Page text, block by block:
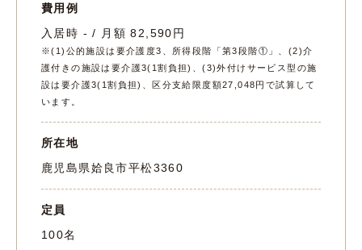
費用例
入居時 - / 月額 82,590円
※(1)公的施設は要介護度3、所得段階「第3段階①」、(2)介
護付きの施設は要介護3(1割負担)、(3)外付けサービス型の施
設は要介護3(1割負担)、区分支給限度額27,048円で試算して
います。
所在地
鹿児島県姶良市平松3360
定員
100名